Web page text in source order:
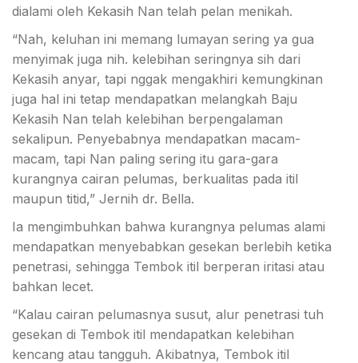
dialami oleh Kekasih Nan telah pelan menikah.
“Nah, keluhan ini memang lumayan sering ya gua
menyimak juga nih. kelebihan seringnya sih dari
Kekasih anyar, tapi nggak mengakhiri kemungkinan
juga hal ini tetap mendapatkan melangkah Baju
Kekasih Nan telah kelebihan berpengalaman
sekalipun. Penyebabnya mendapatkan macam-
macam, tapi Nan paling sering itu gara-gara
kurangnya cairan pelumas, berkualitas pada itil
maupun titid,” Jernih dr. Bella.
Ia mengimbuhkan bahwa kurangnya pelumas alami
mendapatkan menyebabkan gesekan berlebih ketika
penetrasi, sehingga Tembok itil berperan iritasi atau
bahkan lecet.
“Kalau cairan pelumasnya susut, alur penetrasi tuh
gesekan di Tembok itil mendapatkan kelebihan
kencang atau tangguh. Akibatnya, Tembok itil